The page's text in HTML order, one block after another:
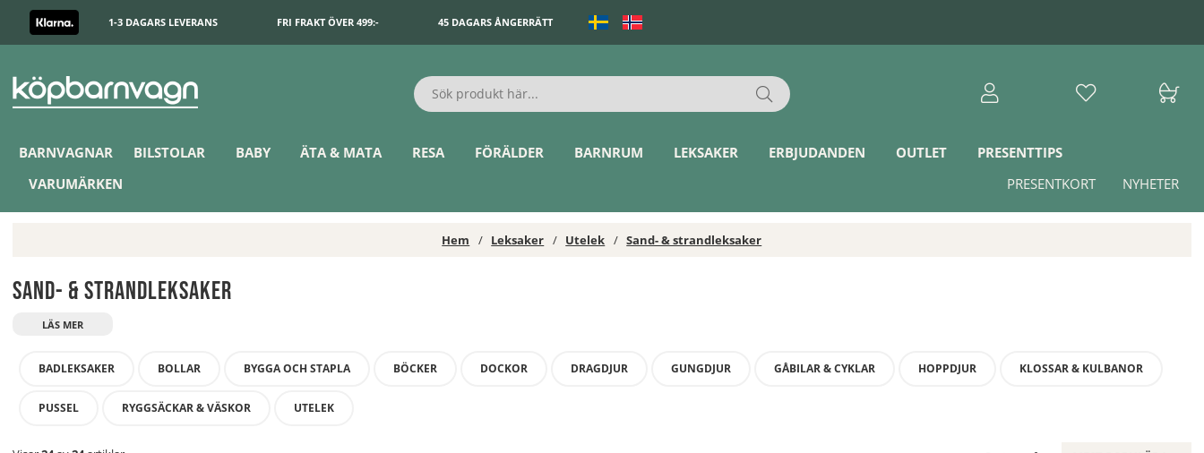
1-3 DAGARS LEVERANS FRI FRAKT ÖVER 499:- 45 DAGARS ÅNGERRÄTT
BARNVAGNAR BILSTOLAR BABY ÄTA & MATA RESA FÖRÄLDER BARNRUM LEKSAKER ERBJUDANDEN OUTLET
PRESENTTIPS
VARUMÄRKEN
NYHETER
PRESENTKORT
Hem Leksaker Utelek Sand- & strandleksaker
Sand- & strandleksaker
BADLEKSAKER BOLLAR BYGGA OCH STAPLA BÖCKER DOCKOR DRAGDJUR GUNGDJUR GÅBILAR & CYKLAR HOPPDJUR KLOSSAR & KULBANOR
PUSSEL RYGGSÄCKAR & VÄSKOR UTELEK